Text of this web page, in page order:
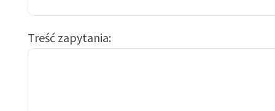
Treść zapytania